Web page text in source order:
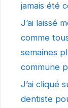
jamais été
J’ai laissé
comme
semaines
commune
J’ai cliqué
dentiste